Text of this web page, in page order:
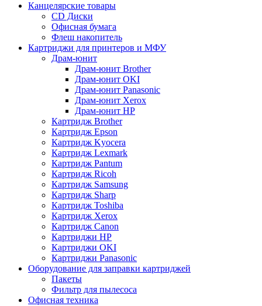
Канцелярские товары
CD Диски
Офисная бумага
Флеш накопитель
Картриджи для принтеров и МФУ
Драм-юнит
Драм-юнит Brother
Драм-юнит OKI
Драм-юнит Panasonic
Драм-юнит Xerox
Драм-юнит НР
Картридж Brother
Картридж Epson
Картридж Kyocera
Картридж Lexmark
Картридж Pantum
Картридж Ricoh
Картридж Samsung
Картридж Sharp
Картридж Toshiba
Картридж Xerox
Картридж Сanon
Картриджи HP
Картриджи OKI
Картриджи Panasonic
Оборудование для заправки картриджей
Пакеты
Фильтр для пылесоса
Офисная техника